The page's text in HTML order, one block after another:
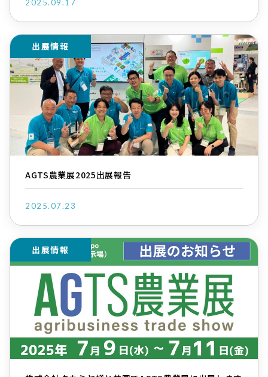
2025.09.17
出展情報
AGTS農業展2025出展報告
2025.07.23
出展情報